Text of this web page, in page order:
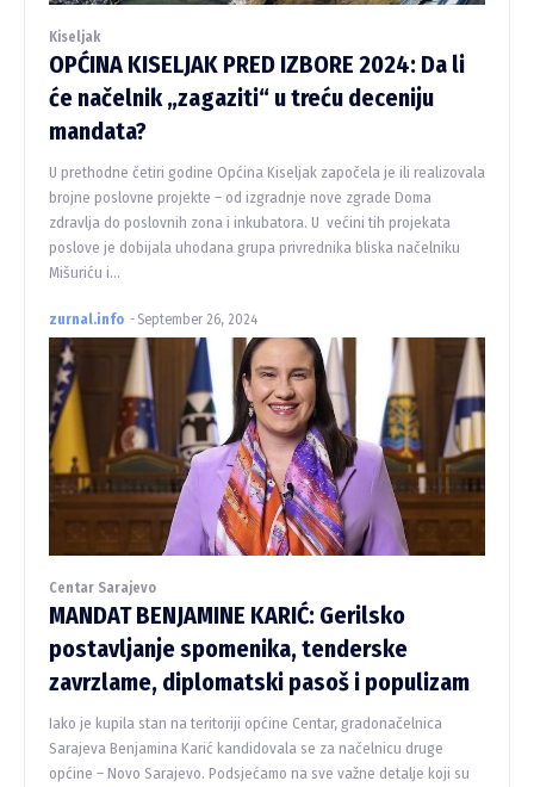
Kiseljak
OPĆINA KISELJAK PRED IZBORE 2024: Da li
će načelnik „zagaziti“ u treću deceniju
mandata?
U prethodne četiri godine Općina Kiseljak započela je ili realizovala
brojne poslovne projekte – od izgradnje nove zgrade Doma
zdravlja do poslovnih zona i inkubatora. U većini tih projekata
poslove je dobijala uhodana grupa privrednika bliska načelniku
Mišuriću i...
zurnal.info - September 26, 2024
Centar Sarajevo
MANDAT BENJAMINE KARIĆ: Gerilsko
postavljanje spomenika, tenderske
zavrzlame, diplomatski pasoš i populizam
Iako je kupila stan na teritoriji općine Centar, gradonačelnica
Sarajeva Benjamina Karić kandidovala se za načelnicu druge
općine – Novo Sarajevo. Podsjećamo na sve važne detalje koji su